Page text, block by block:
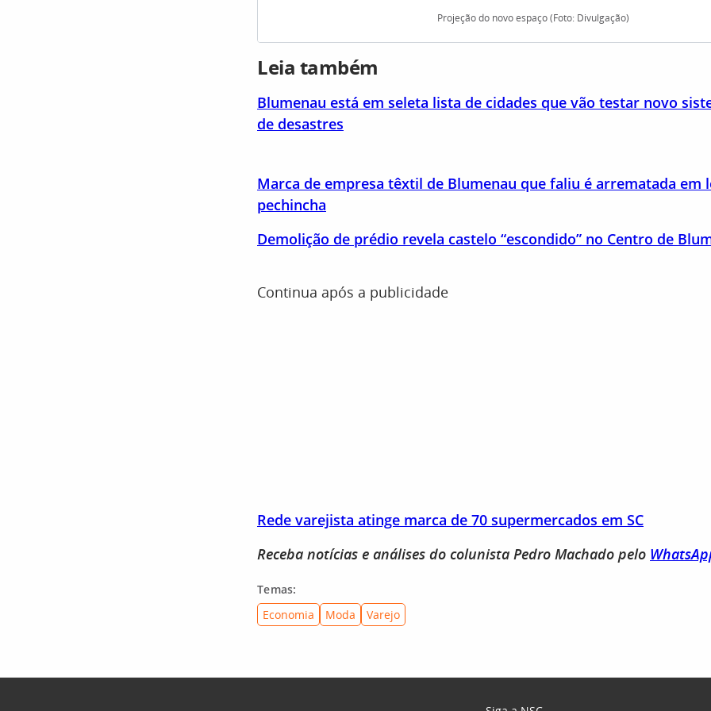
Projeção do novo espaço (Foto: Divulgação)
Leia também
Blumenau está em seleta lista de cidades que vão testar novo
de desastres
Marca de empresa têxtil de Blumenau que faliu é arrematada em
pechincha
Demolição de prédio revela castelo “escondido” no Centro de
Continua após a publicidade
Rede varejista atinge marca de 70 supermercados em SC
Receba notícias e análises do colunista Pedro Machado pelo
Temas:
Economia
Moda Varejo